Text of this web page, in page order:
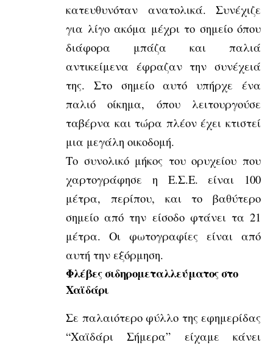
κατευθυνόταν ανατολικά. Συνέχιζε
για λίγο ακόμα μέχρι το σημείο όπου
διάφορα μπάζα και παλιά
αντικείμενα έφραζαν την συνέχειά
της. Στο σημείο αυτό υπήρχε ένα
παλιό οίκημα, όπου λειτουργούσε
ταβέρνα και τώρα πλέον έχει κτιστεί
μια μεγάλη οικοδομή.
Το συνολικό μήκος του ορυχείου που
χαρτογράφησε η Ε.Σ.Ε. είναι 100
μέτρα, περίπου, και το βαθύτερο
σημείο από την είσοδο φτάνει τα 21
μέτρα. Οι φωτογραφίες είναι από
αυτή την εξόρμηση.
Φλέβες σιδηρομεταλλεύματος στο
Χαϊδάρι
Σε παλαιότερο φύλλο της εφημερίδας
“Χαϊδάρι Σήμερα” είχαμε κάνει